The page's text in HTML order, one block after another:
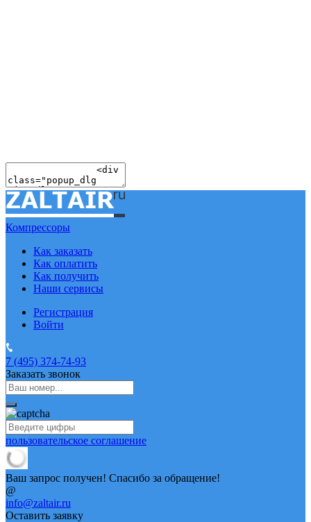
Компрессоры
Как заказать
Как оплатить
Как получить
Наши сервисы
Регистрация
Войти
7 (495) 374-74-93
Заказать звонок
пользовательское соглашение
Ваш запрос получен! Спасибо за обращение!
@
info@zaltair.ru
Оставить заявку